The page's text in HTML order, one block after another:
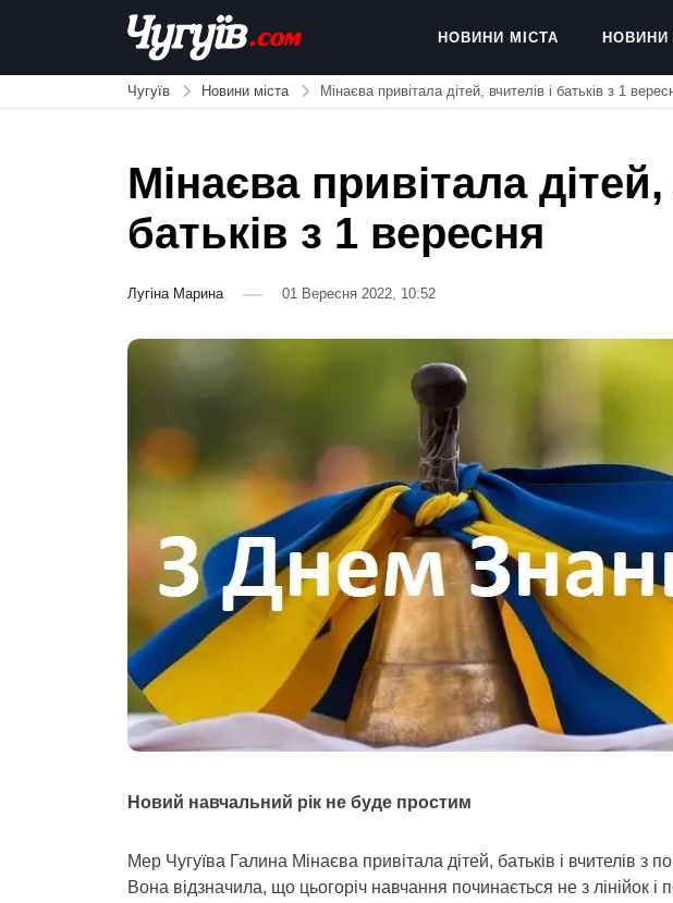
Chuguiv
НОВИНИ МІСТА НОВИНИ
Чугуїв Новини міста Мінаєва привітала дітей, вчителів і батьків з 1
Мінаєва привітала дітей,
батьків з 1 вересня
Лугіна Марина 01 Вересня 2022, 10:52
Новий навчальний рік не буде простим
Мер Чугуїва Галина Мінаєва привітала дітей, батьків і вчителів з
Вона відзначила, що цьогоріч навчання починається не з лінійок і